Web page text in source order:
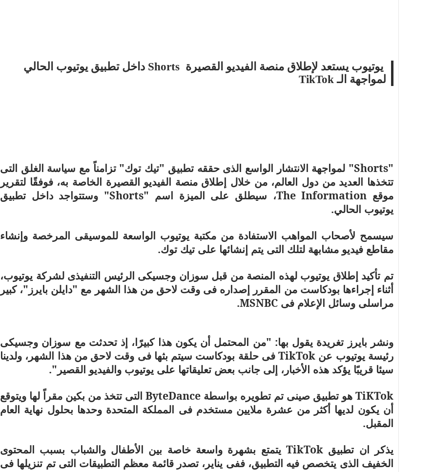
مجتمع بوست
11 يوليو 2026
مصيدة الشاشات.. لما التكنولوجيا تسحب
أسرة
مجتمع بوست
يوتيوب يستعد لإطلاق منصة الفيديو القصيرة Shorts داخل تطبيق يوتيوب الحالي
لمواجهة الـ TikTok
"
"Shorts لمواجهة الانتشار الواسع الذى حققه تطبيق "تيك توك" تزامناً مع سياسة الغلق التى
تتخذها العديد من دول العالم، من خلال إطلاق منصة الفيديو القصيرة الخاصة به، فوفقًا لتقرير
موقع The Information، سيطلق على الميزة اسم "Shorts" وستتواجد داخل تطبيق
يوتيوب الحالي.
سيسمح لأصحاب المواهب الاستفادة من مكتبة يوتيوب الواسعة للموسيقى المرخصة وإنشاء
مقاطع فيديو مشابهة لتلك التى يتم إنشائها على تيك توك.
تم تأكيد إطلاق يوتيوب لهذه المنصة من قبل سوزان وجسيكى الرئيس التنفيذى لشركة يوتيوب،
أثناء إجراءها بودكاست من المقرر إصداره فى وقت لاحق من هذا الشهر مع "دايلن بايرز"، كبير
مراسلى وسائل الإعلام فى MSNBC
.
ونشر بايرز تغريدة يقول بها: "من المحتمل أن يكون هذا كبيرًا، إذ تحدثت مع سوزان وجسيكى
رئيسة يوتيوب عن TikTok فى حلقة بودكاست سيتم بثها فى وقت لاحق من هذا الشهر، ولدينا
سيئا قريبًا يؤكد هذه الأخبار، إلى جانب بعض تعليقاتها على يوتيوب والفيديو القصير".
TiKTok هو تطبيق صينى تم تطويره بواسطة ByteDance التى تتخذ من بكين مقراً لها ويتوقع
أن يكون لديها أكثر من عشرة ملايين مستخدم فى المملكة المتحدة وحدها بحلول نهاية العام
المقبل.
يذكر ان تطبيق TikTok يتمتع بشهرة واسعة خاصة بين الأطفال والشباب بسبب المحتوى
الخفيف الذى يتخصص فيه التطبيق، ففى يناير، تصدر قائمة معظم التطبيقات التى تم تنزيلها فى